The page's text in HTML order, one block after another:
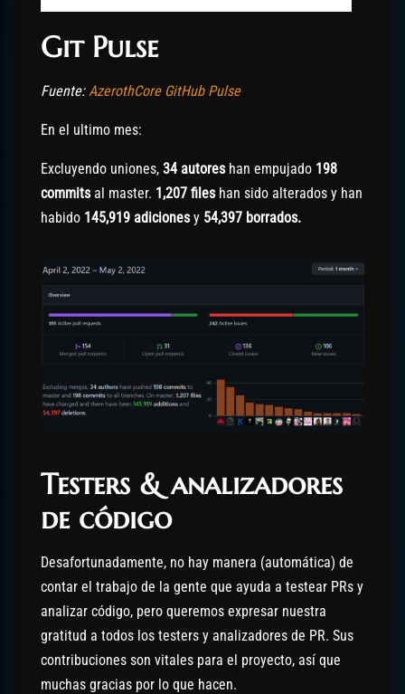
Git Pulse
Fuente:AzerothCore GitHub Pulse
En el ultimo mes:
Excluyendo uniones, 34 autoreshan empujado 198
commitsal master. 1,207 fileshan sido alterados y han
habido 145,919 adicionesy 54,397 borrados.
Testers & analizadores
de código
Desafortunadamente, no hay manera (automática) de
contar el trabajo de la gente que ayuda a testear PRs y
analizar código, pero queremos expresar nuestra
gratitud a todos los testers y analizadores de PR. Sus
contribuciones son vitales para el proyecto, así que
muchas gracias por lo que hacen.